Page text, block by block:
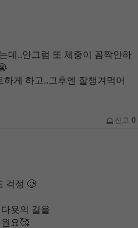
데..안그럼 또 체중이 꼼짝안하
게 하고..그후엔 잘챙겨먹어
신고 0
걱정 🥲
욧의 길을
요🥰